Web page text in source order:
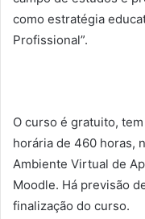
como estratégia
Profissional”.
O curso é gratuito,
horária de 460 horas,
Ambiente Virtual de
Moodle. Há previsão
finalização do curso.